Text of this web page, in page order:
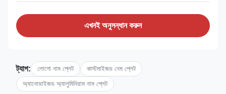
এখনই অনুসন্ধান করুন
ট্যাগ: লোগো নাম প্লেট
কাস্টমাইজড নেম প্লেট
অ্যানোডাইজড অ্যালুমিনিয়াম নাম প্লেট